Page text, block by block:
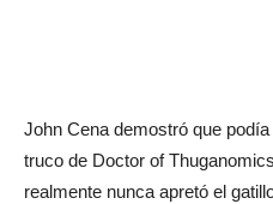
John Cena demostró que
truco de Doctor of
realmente nunca apretó el